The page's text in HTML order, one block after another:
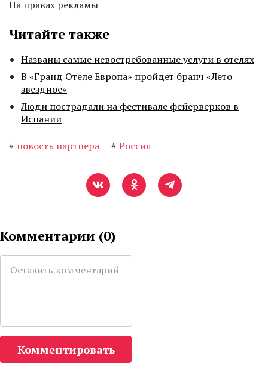
На правах рекламы
Читайте также
Названы самые невостребованные услуги в отелях
В «Гранд Отеле Европа» пройдет бранч «Лето
звездное»
Люди пострадали на фестивале фейерверков в
Испании
# новость партнера # Россия
Комментарии (0)
Комментировать